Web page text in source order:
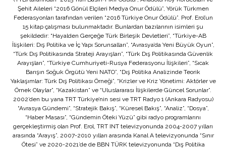
Şehit Aileleri “2016 Gönül Elçileri Medya Onur Ödülü”, Yörük Türkmen
Federasyonları tarafından verilen “2016 Türkiye Onur Ödülü”. Prof. Erol’un
15 kitap çalışması bulunmaktadır. Bunlardan bazılarının isimleri şu
şekildedir: “Hayalden Gerçeğe Türk Birleşik Devletleri”, “Türkiye-AB
İlişkileri: Dış Politika ve İç Yapı Sorunsalları”, “Avrasya’da Yeni Büyük Oyun”,
“Türk Dış Politikasında Strateji Arayışları”, “Türk Dış Politikasında Güvenlik
Arayışları”, “Türkiye Cumhuriyeti-Rusya Federasyonu İlişkileri”, “Sıcak
Barışın Soğuk Örgütü Yeni NATO”, “Dış Politika Analizinde Teorik
Yaklaşımlar: Türk Dış Politikası Örneği”, “Krizler ve Kriz Yönetimi: Aktörler ve
Örnek Olaylar”, “Kazakistan” ve “Uluslararası İlişkilerde Güncel Sorunlar”.
2002’den bu yana TRT Türkiye’nin sesi ve TRT Radyo 1 (Ankara Radyosu)
“Avrasya Gündemi”, “Stratejik Bakış”, “Küresel Bakış”, “Analiz”, “Dosya”,
“Haber Masası”, “Gündemin Öteki Yüzü” gibi radyo programlarını
gerçekleştirmiş olan Prof. Erol, TRT INT televizyonunda 2004-2007 yılları
arasında “Arayış”, 2007-2010 yılları arasında Kanal A televizyonunda “Sınır
Ötesi” ve 2020-2021’de de BBN TÜRK televizyonunda “Dış Politika